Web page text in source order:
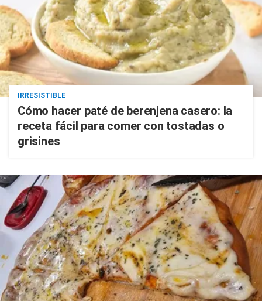
IRRESISTIBLE
Cómo hacer paté de berenjena casero: la
receta fácil para comer con tostadas o
grisines